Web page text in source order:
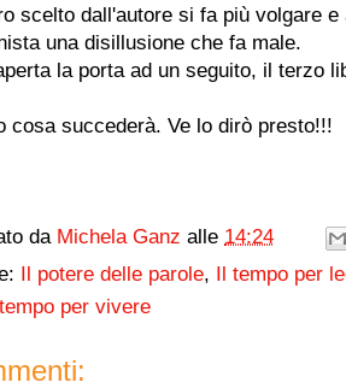
scelto dall'autore si fa più volgare
una disillusione che fa male.
la porta ad un seguito, il terzo
cosa succederà. Ve lo dirò presto!!!
da Michela Ganz alle 14:24
Il potere delle parole, Il tempo per
per vivere